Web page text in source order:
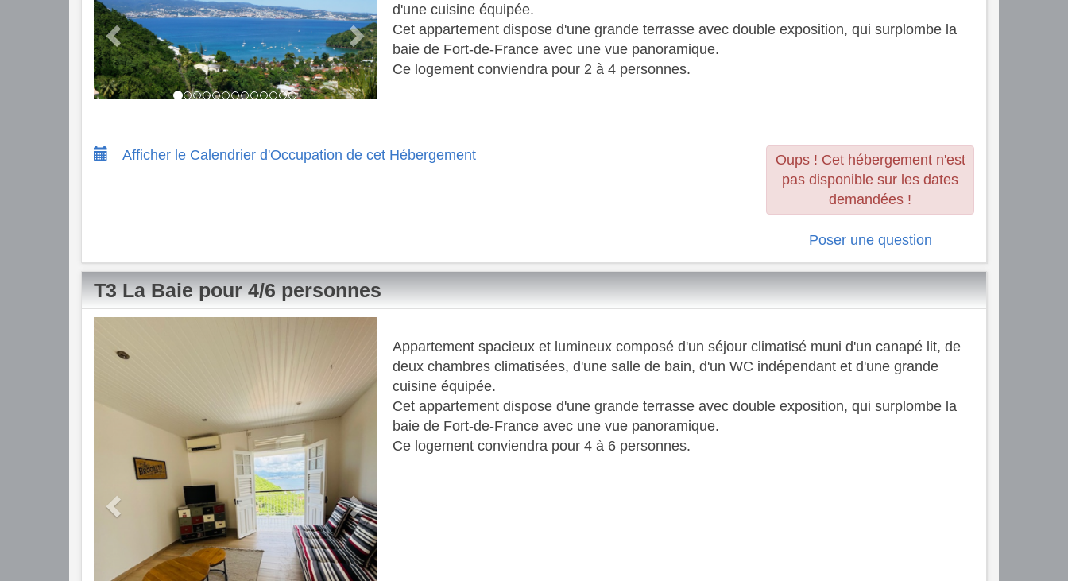
d'une cuisine équipée.
​ Cet appartement dispose d'une grande terrasse avec double exposition, qui surplombe la
baie de Fort-de-France avec une vue panoramique.
​ Ce logement conviendra pour 2 à 4 personnes.
Afficher le Calendrier d'Occupation de cet Hébergement
Oups ! Cet hébergement n'est
pas disponible sur les dates
demandées !
Poser une question
T3 La Baie pour 4/6 personnes
Appartement spacieux et lumineux composé d'un séjour climatisé muni d'un canapé lit, de
deux chambres climatisées, d'une salle de bain, d'un WC indépendant et d'une grande
cuisine équipée.
Cet appartement dispose d'une grande terrasse avec double exposition, qui surplombe la
baie de Fort-de-France avec une vue panoramique.
Ce logement conviendra pour 4 à 6 personnes.